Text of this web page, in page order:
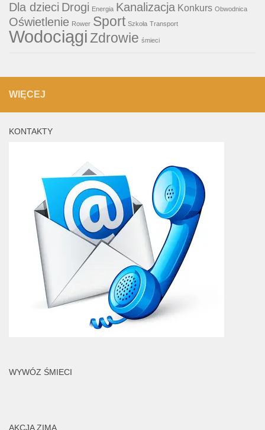
Dla dzieci Drogi Energia Kanalizacja Konkurs Obwodnica
Oświetlenie Rower Sport Szkoła Transport
WodociągiZdrowie śmieci
WIĘCEJ
KONTAKTY
WYWÓZ ŚMIECI
AKCJA ZIMA